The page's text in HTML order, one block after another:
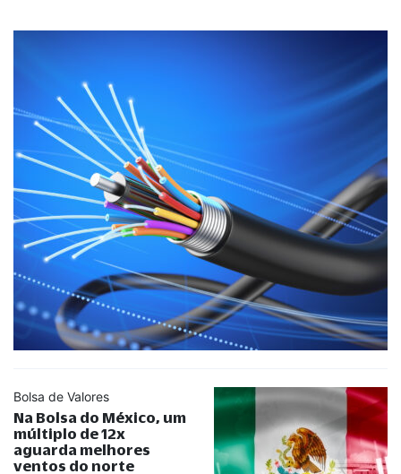
Bolsa de Valores
Na Bolsa do México, um
múltiplo de 12x
aguarda melhores
ventos do norte